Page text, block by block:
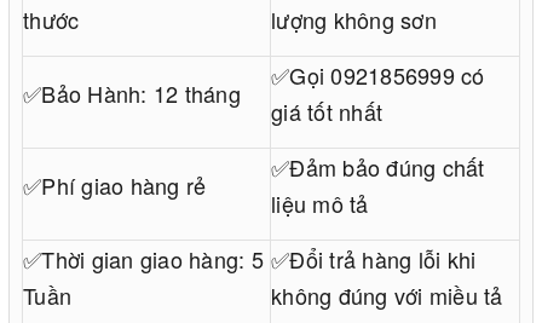
thước
lượng không sơn
✅Bảo Hành: 12 tháng
✅Gọi 0921856999 có
giá tốt nhất
✅Phí giao hàng rẻ
✅Đảm bảo đúng chất
liệu mô tả
✅Thời gian giao hàng: 5
Tuần
✅Đổi trả hàng lỗi khi
không đúng với miều tả